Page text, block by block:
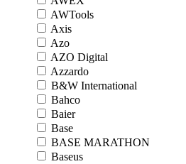
AWTools
Axis
Azo
AZO Digital
Azzardo
B&W International
Bahco
Baier
Base
BASE MARATHON
Baseus